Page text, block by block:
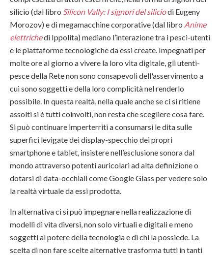
silicio (dal libro Silicon Vally: I signori del siliciodi Eugeny
Morozov) e di megamacchine corporative (dal libro Anime
elettrichedi Ippolita) mediano l’interazione tra i pesci-utenti
e le piattaforme tecnologiche da essi create. Impegnati per
molte ore al giorno a vivere la loro vita digitale, gli utenti-
pesce della Rete non sono consapevoli dell'asservimento a
cui sono soggetti e della loro complicità nel renderlo
possibile. In questa realtà, nella quale anche se ci si ritiene
assolti si è tutti coinvolti, non resta che scegliere cosa fare.
Si può continuare imperterriti a consumarsi le dita sulle
superfici levigate dei display-specchio dei propri
smartphone e tablet, insistere nell’esclusione sonora dal
mondo attraverso potenti auricolari ad alta definizione o
dotarsi di data-occhiali come Google Glass per vedere solo
la realtà virtuale da essi prodotta.
In alternativa ci si può impegnare nella realizzazione di
modelli di vita diversi, non solo virtuali e digitali e meno
soggetti al potere della tecnologia e di chi la possiede. La
scelta di non fare scelte alternative trasforma tutti in tanti